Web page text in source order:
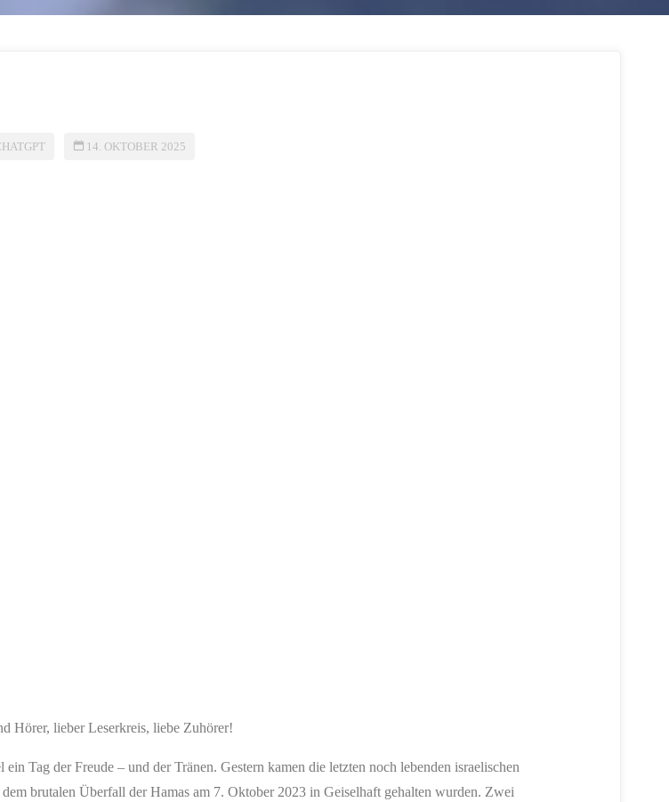
14. OKTOBER 2025
Hörer, lieber Leserkreis, liebe Zuhörer!
ein Tag der Freude – und der Tränen. Gestern kamen die letzten noch lebenden israelischen
brutalen Überfall der Hamas am 7. Oktober 2023 in Geiselhaft gehalten wurden. Zwei